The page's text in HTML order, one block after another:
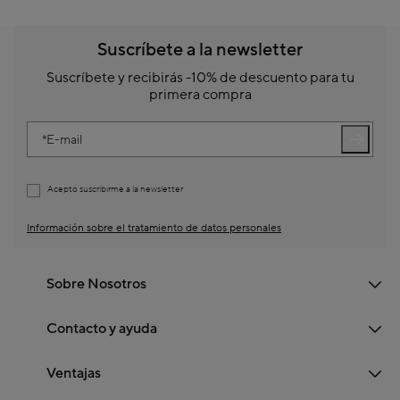
Suscríbete a la newsletter
Suscríbete y recibirás -10% de descuento para tu
primera compra
E-mail
Acepto suscribirme a la newsletter
Información sobre el tratamiento de datos personales
Sobre Nosotros
Contacto y ayuda
Ventajas